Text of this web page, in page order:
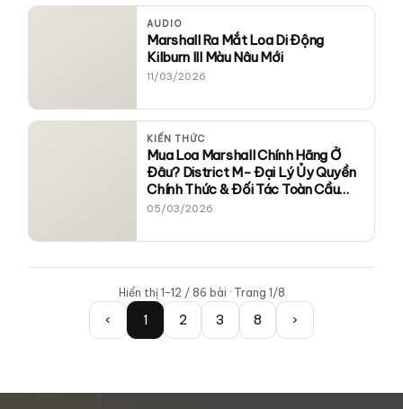
AUDIO
Marshall Ra Mắt Loa Di Động
Kilburn III Màu Nâu Mới
11/03/2026
KIẾN THỨC
Mua Loa Marshall Chính Hãng Ở
Đâu? District M- Đại Lý Ủy Quyền
Chính Thức & Đối Tác Toàn Cầu
Của Marshall
05/03/2026
Hiển thị 1–12 / 86 bài · Trang 1/8
‹ 1 2 3 8 ›